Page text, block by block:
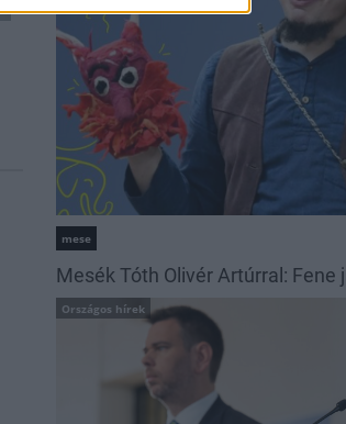
mese
Mesék Tóth Olivér Artúrral: Fene
Országos hírek